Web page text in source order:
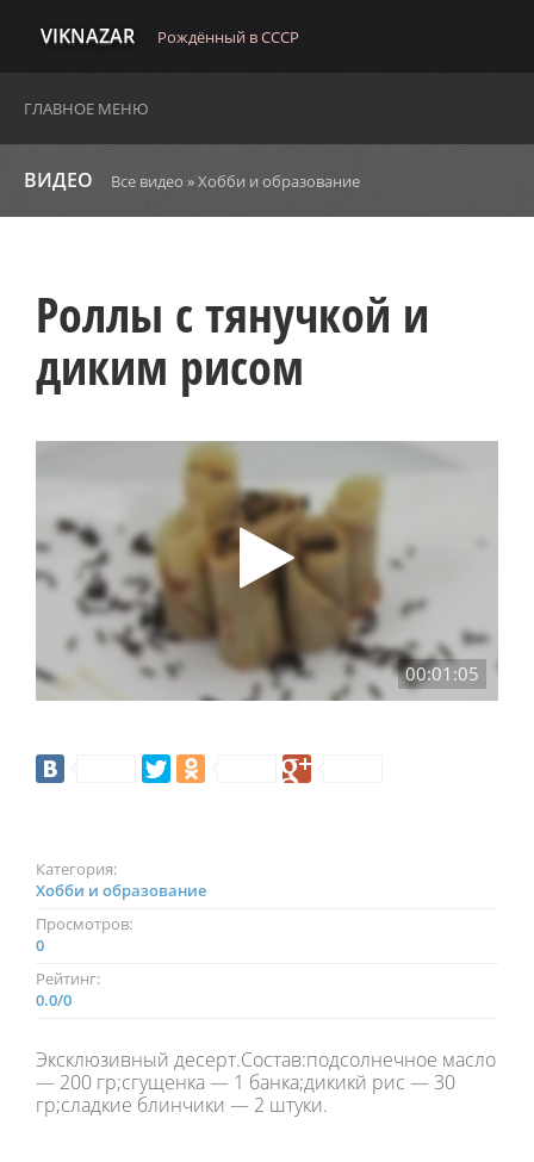
VIKNAZAR Рождённый в СССР
ГЛАВНОЕ МЕНЮ
ВИДЕО Все видео »Хобби и образование
Роллы с тянучкой и
диким рисом
00:01:05
Категория:
Хобби и образование
Просмотров:
0
Рейтинг:
0.0/0
Эксклюзивный десерт.Состав:подсолнечное масло
— 200 гр;сгущенка — 1 банка;дикикй рис — 30
гр;сладкие блинчики — 2 штуки.